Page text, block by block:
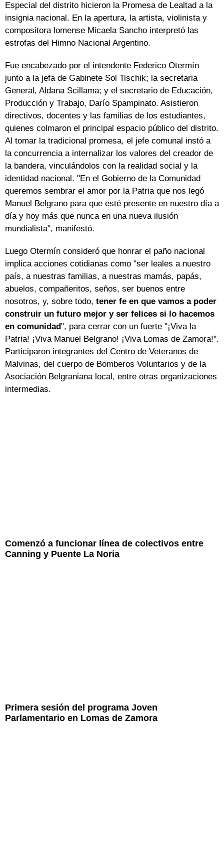
Especial del distrito hicieron la Promesa de Lealtad a la
insignia nacional. En la apertura, la artista, violinista y
compositora lomense Micaela Sancho interpretó las
estrofas del Himno Nacional Argentino.
Fue encabezado por el intendente Federico Otermín
junto a la jefa de Gabinete Sol Tischik; la secretaria
General, Aldana Scillama; y el secretario de Educación,
Producción y Trabajo, Darío Spampinato. Asistieron
directivos, docentes y las familias de los estudiantes,
quienes colmaron el principal espacio público del distrito.
Al tomar la tradicional promesa, el jefe comunal instó a
la concurrencia a internalizar los valores del creador de
la bandera, vinculándolos con la realidad social y la
identidad nacional. "En el Gobierno de la Comunidad
queremos sembrar el amor por la Patria que nos legó
Manuel Belgrano para que esté presente en nuestro día a
día y hoy más que nunca en una nueva ilusión
mundialista", manifestó.
Luego Otermín consideró que honrar el paño nacional
implica acciones cotidianas como "ser leales a nuestro
país, a nuestras familias, a nuestras mamás, papás,
abuelos, compañeritos, seños, ser buenos entre
nosotros, y, sobre todo, tener fe en que vamos a poder
construir un futuro mejor y ser felices si lo hacemos
en comunidad", para cerrar con un fuerte "¡Viva la
Patria! ¡Viva Manuel Belgrano! ¡Viva Lomas de Zamora!".
Participaron integrantes del Centro de Veteranos de
Malvinas, del cuerpo de Bomberos Voluntarios y de la
Asociación Belgraniana local, entre otras organizaciones
intermedias.
Comenzó a funcionar línea de colectivos entre
Canning y Puente La Noria
Primera sesión del programa Joven
Parlamentario en Lomas de Zamora